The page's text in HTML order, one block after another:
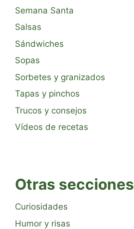
Semana Santa
Salsas
Sándwiches
Sopas
Sorbetes y granizados
Tapas y pinchos
Trucos y consejos
Vídeos de recetas
Otras secciones
Curiosidades
Humor y risas